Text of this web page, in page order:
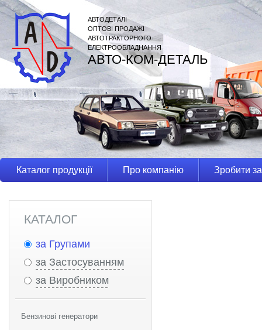
АВТОДЕТАЛІ
ОПТОВІ ПРОДАЖІ
АВТОТРАКТОРНОГО
ЕЛЕКТРООБЛАДНАННЯ
АВТО-КОМ-ДЕТАЛЬ
Каталог продукції Про компанію Зробити
КАТАЛОГ
за Групами
за Застосуванням
за Виробником
Бензинові генератори